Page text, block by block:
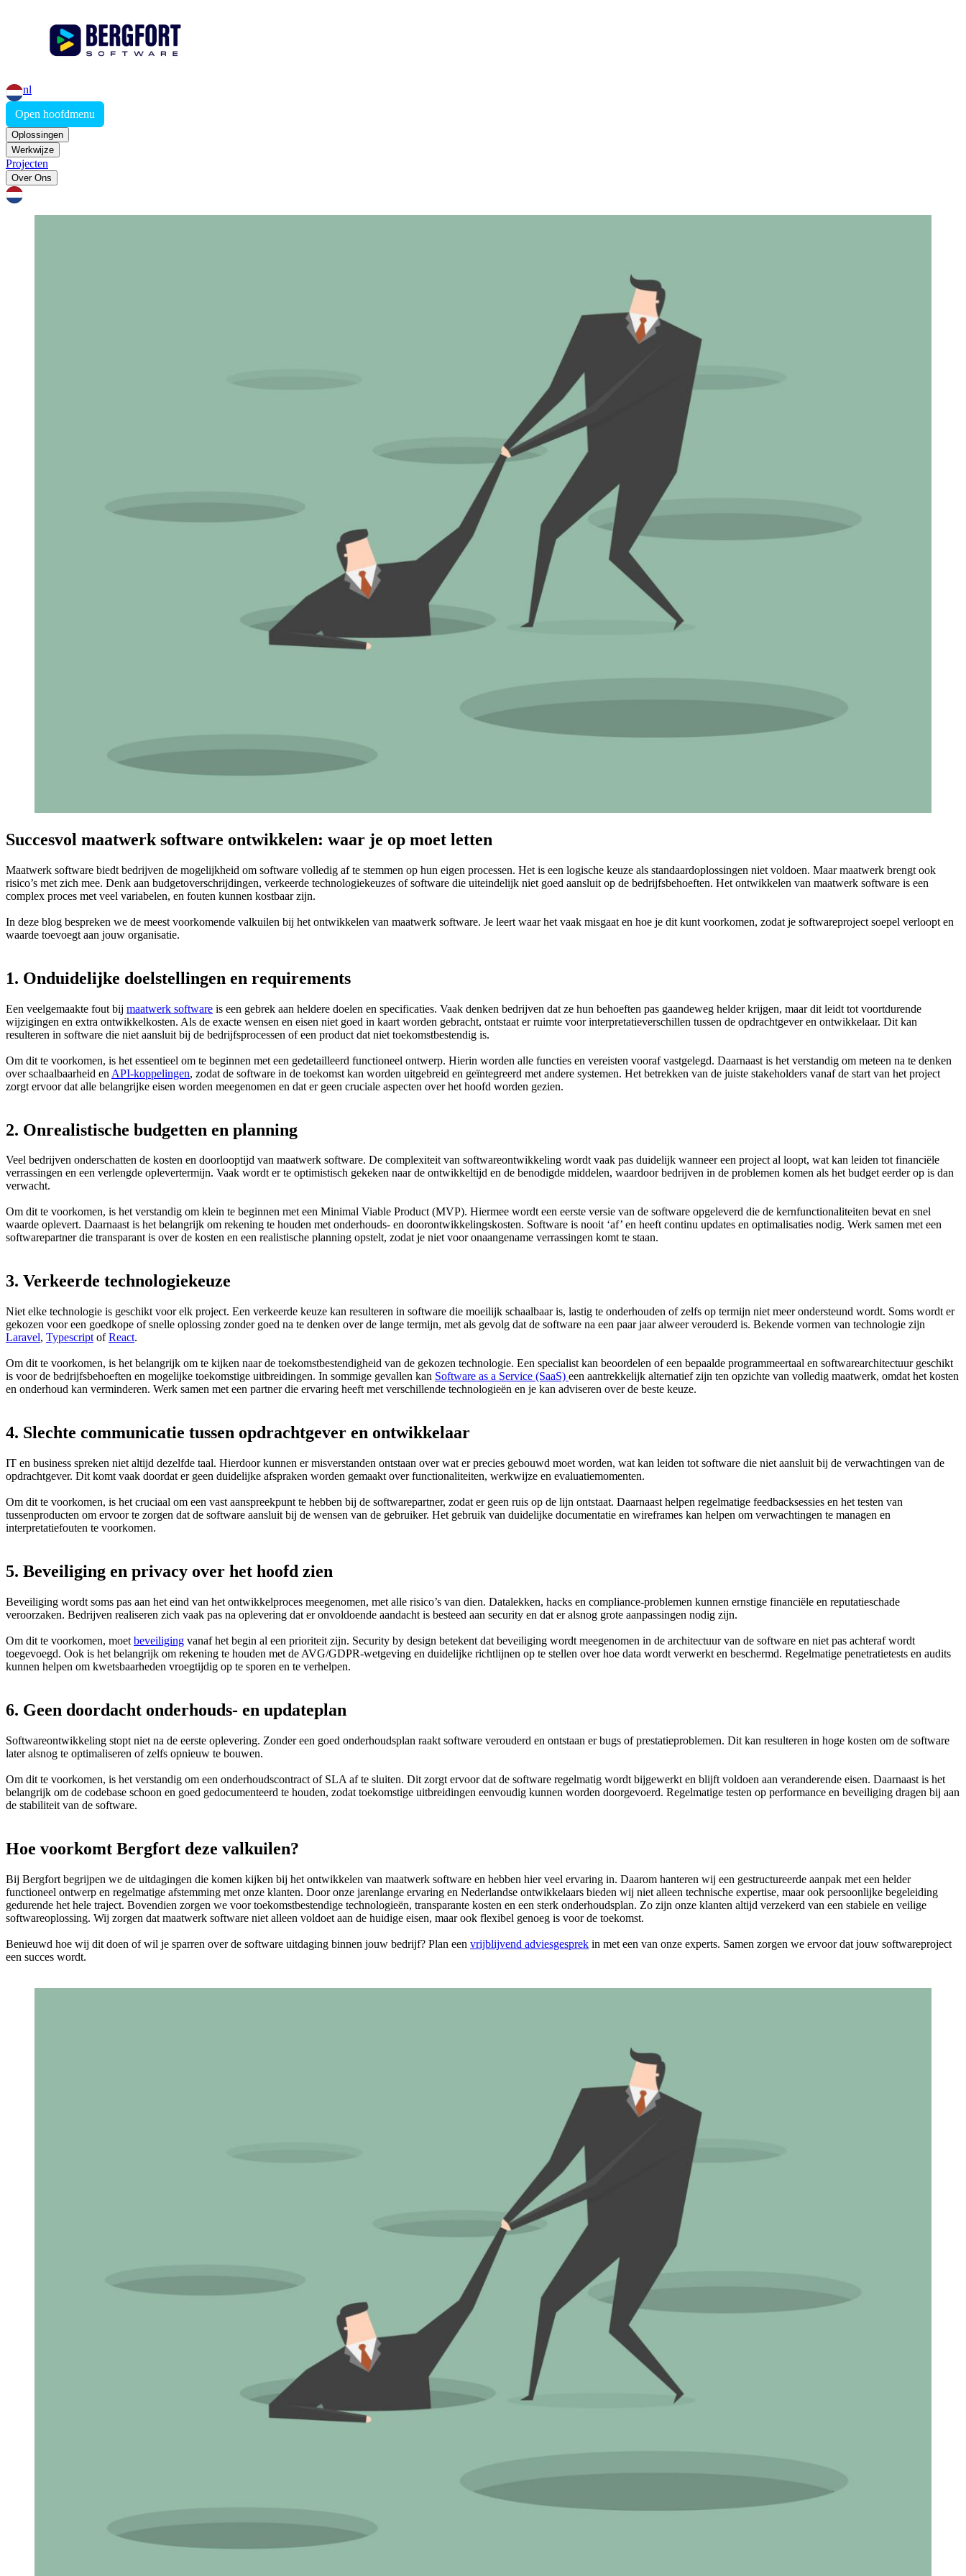
nl
Open hoofdmenu
Oplossingen
Werkwijze
Projecten
Over Ons
Succesvol maatwerk software ontwikkelen: waar je op moet letten
Maatwerk software biedt bedrijven de mogelijkheid om software volledig af te stemmen op hun eigen processen. Het is een logische keuze als standaardoplossingen niet voldoen. Maar maatwerk brengt ook
risico’s met zich mee. Denk aan budgetoverschrijdingen, verkeerde technologiekeuzes of software die uiteindelijk niet goed aansluit op de bedrijfsbehoeften. Het ontwikkelen van maatwerk software is een
complex proces met veel variabelen, en fouten kunnen kostbaar zijn.
In deze blog bespreken we de meest voorkomende valkuilen bij het ontwikkelen van maatwerk software. Je leert waar het vaak misgaat en hoe je dit kunt voorkomen, zodat je softwareproject soepel verloopt en
waarde toevoegt aan jouw organisatie.
1. Onduidelijke doelstellingen en requirements
Een veelgemaakte fout bij maatwerk software is een gebrek aan heldere doelen en specificaties. Vaak denken bedrijven dat ze hun behoeften pas gaandeweg helder krijgen, maar dit leidt tot voortdurende
wijzigingen en extra ontwikkelkosten. Als de exacte wensen en eisen niet goed in kaart worden gebracht, ontstaat er ruimte voor interpretatieverschillen tussen de opdrachtgever en ontwikkelaar. Dit kan
resulteren in software die niet aansluit bij de bedrijfsprocessen of een product dat niet toekomstbestendig is.
Om dit te voorkomen, is het essentieel om te beginnen met een gedetailleerd functioneel ontwerp. Hierin worden alle functies en vereisten vooraf vastgelegd. Daarnaast is het verstandig om meteen na te denken
over schaalbaarheid en API-koppelingen, zodat de software in de toekomst kan worden uitgebreid en geïntegreerd met andere systemen. Het betrekken van de juiste stakeholders vanaf de start van het project
zorgt ervoor dat alle belangrijke eisen worden meegenomen en dat er geen cruciale aspecten over het hoofd worden gezien.
2. Onrealistische budgetten en planning
Veel bedrijven onderschatten de kosten en doorlooptijd van maatwerk software. De complexiteit van softwareontwikkeling wordt vaak pas duidelijk wanneer een project al loopt, wat kan leiden tot financiële
verrassingen en een verlengde oplevertermijn. Vaak wordt er te optimistisch gekeken naar de ontwikkeltijd en de benodigde middelen, waardoor bedrijven in de problemen komen als het budget eerder op is dan
verwacht.
Om dit te voorkomen, is het verstandig om klein te beginnen met een Minimal Viable Product (MVP). Hiermee wordt een eerste versie van de software opgeleverd die de kernfunctionaliteiten bevat en snel
waarde oplevert. Daarnaast is het belangrijk om rekening te houden met onderhouds- en doorontwikkelingskosten. Software is nooit ‘af’ en heeft continu updates en optimalisaties nodig. Werk samen met een
softwarepartner die transparant is over de kosten en een realistische planning opstelt, zodat je niet voor onaangename verrassingen komt te staan.
3. Verkeerde technologiekeuze
Niet elke technologie is geschikt voor elk project. Een verkeerde keuze kan resulteren in software die moeilijk schaalbaar is, lastig te onderhouden of zelfs op termijn niet meer ondersteund wordt. Soms wordt er
gekozen voor een goedkope of snelle oplossing zonder goed na te denken over de lange termijn, met als gevolg dat de software na een paar jaar alweer verouderd is. Bekende vormen van technologie zijn
Laravel, Typescript ofReact.
Om dit te voorkomen, is het belangrijk om te kijken naar de toekomstbestendigheid van de gekozen technologie. Een specialist kan beoordelen of een bepaalde programmeertaal en softwarearchitectuur geschikt
is voor de bedrijfsbehoeften en mogelijke toekomstige uitbreidingen. In sommige gevallen kan Software as a Service (SaaS) een aantrekkelijk alternatief zijn ten opzichte van volledig maatwerk, omdat het kosten
en onderhoud kan verminderen. Werk samen met een partner die ervaring heeft met verschillende technologieën en je kan adviseren over de beste keuze.
4. Slechte communicatie tussen opdrachtgever en ontwikkelaar
IT en business spreken niet altijd dezelfde taal. Hierdoor kunnen er misverstanden ontstaan over wat er precies gebouwd moet worden, wat kan leiden tot software die niet aansluit bij de verwachtingen van de
opdrachtgever. Dit komt vaak doordat er geen duidelijke afspraken worden gemaakt over functionaliteiten, werkwijze en evaluatiemomenten.
Om dit te voorkomen, is het cruciaal om een vast aanspreekpunt te hebben bij de softwarepartner, zodat er geen ruis op de lijn ontstaat. Daarnaast helpen regelmatige feedbacksessies en het testen van
tussenproducten om ervoor te zorgen dat de software aansluit bij de wensen van de gebruiker. Het gebruik van duidelijke documentatie en wireframes kan helpen om verwachtingen te managen en
interpretatiefouten te voorkomen.
5. Beveiliging en privacy over het hoofd zien
Beveiliging wordt soms pas aan het eind van het ontwikkelproces meegenomen, met alle risico’s van dien. Datalekken, hacks en compliance-problemen kunnen ernstige financiële en reputatieschade
veroorzaken. Bedrijven realiseren zich vaak pas na oplevering dat er onvoldoende aandacht is besteed aan security en dat er alsnog grote aanpassingen nodig zijn.
Om dit te voorkomen, moet beveiliging vanaf het begin al een prioriteit zijn. Security by design betekent dat beveiliging wordt meegenomen in de architectuur van de software en niet pas achteraf wordt
toegevoegd. Ook is het belangrijk om rekening te houden met de AVG/GDPR-wetgeving en duidelijke richtlijnen op te stellen over hoe data wordt verwerkt en beschermd. Regelmatige penetratietests en audits
kunnen helpen om kwetsbaarheden vroegtijdig op te sporen en te verhelpen.
6. Geen doordacht onderhouds- en updateplan
Softwareontwikkeling stopt niet na de eerste oplevering. Zonder een goed onderhoudsplan raakt software verouderd en ontstaan er bugs of prestatieproblemen. Dit kan resulteren in hoge kosten om de software
later alsnog te optimaliseren of zelfs opnieuw te bouwen.
Om dit te voorkomen, is het verstandig om een onderhoudscontract of SLA af te sluiten. Dit zorgt ervoor dat de software regelmatig wordt bijgewerkt en blijft voldoen aan veranderende eisen. Daarnaast is het
belangrijk om de codebase schoon en goed gedocumenteerd te houden, zodat toekomstige uitbreidingen eenvoudig kunnen worden doorgevoerd. Regelmatige testen op performance en beveiliging dragen bij aan
de stabiliteit van de software.
Hoe voorkomt Bergfort deze valkuilen?
Bij Bergfort begrijpen we de uitdagingen die komen kijken bij het ontwikkelen van maatwerk software en hebben hier veel ervaring in. Daarom hanteren wij een gestructureerde aanpak met een helder
functioneel ontwerp en regelmatige afstemming met onze klanten. Door onze jarenlange ervaring en Nederlandse ontwikkelaars bieden wij niet alleen technische expertise, maar ook persoonlijke begeleiding
gedurende het hele traject. Bovendien zorgen we voor toekomstbestendige technologieën, transparante kosten en een sterk onderhoudsplan. Zo zijn onze klanten altijd verzekerd van een stabiele en veilige
softwareoplossing. Wij zorgen dat maatwerk software niet alleen voldoet aan de huidige eisen, maar ook flexibel genoeg is voor de toekomst.
Benieuwd hoe wij dit doen of wil je sparren over de software uitdaging binnen jouw bedrijf? Plan een vrijblijvend adviesgesprek in met een van onze experts. Samen zorgen we ervoor dat jouw softwareproject
een succes wordt.